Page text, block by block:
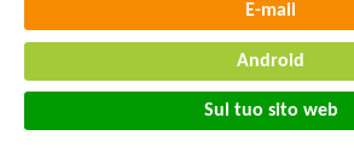
E-mail
Android
Sul tuo sito web